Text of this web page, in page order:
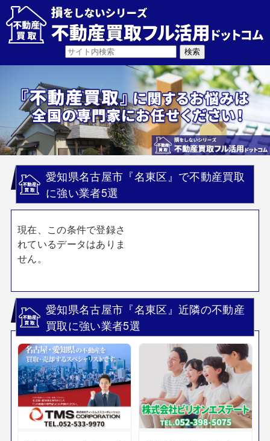
愛知県名古屋市『名東区』で不動産買取
に強い業者5選
現在、この条件で登録さ
れているデータはありま
せん。
愛知県名古屋市『名東区』近隣の不動産
買取に強い業者5選